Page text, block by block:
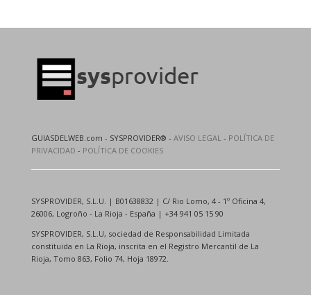
GUIASDELWEB.com - SYSPROVIDER® - AVISO LEGAL- POLÍTICA DE
PRIVACIDAD - POLÍTICA DE COOKIES
SYSPROVIDER, S.L.U. | B01638832 | C/ Rio Lomo, 4 - 1º Oficina 4,
26006, Logroño - La Rioja - España | +34 941 05 15 90
SYSPROVIDER, S.L.U, sociedad de Responsabilidad Limitada
constituida en La Rioja, inscrita en el Registro Mercantil de La
Rioja, Tomo 863, Folio 74, Hoja 18972.